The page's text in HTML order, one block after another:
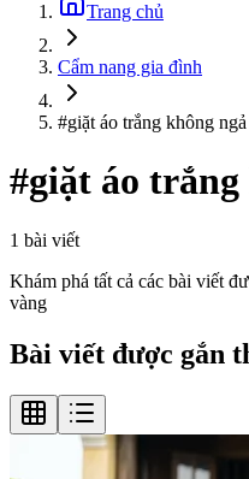
Trang chủ
Cẩm nang gia đình
#giặt áo trắng không
#giặt áo
1 bài viết
Khám phá tất cả các bài viết
vàng
Bài viết được gắn